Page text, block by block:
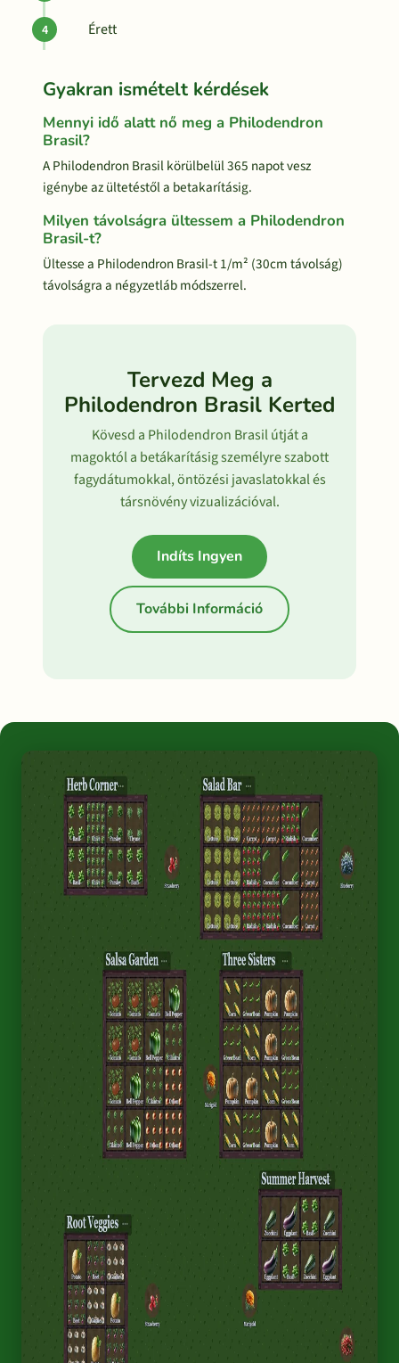
Érett
Gyakran ismételt kérdések
Mennyi idő alatt nő meg a Philodendron
Brasil?
A Philodendron Brasil körülbelül 365 napot vesz
igénybe az ültetéstől a betakarításig.
Milyen távolságra ültessem a Philodendron
Brasil-t?
Ültesse a Philodendron Brasil-t 1/m² (30cm távolság)
távolságra a négyzetláb módszerrel.
Tervezd Meg a
Philodendron Brasil Kerted
Kövesd a Philodendron Brasil útját a
magoktól a betákarításig személyre szabott
fagydátumokkal, öntözési javaslatokkal és
társnövény vizualizációval.
Indíts Ingyen
További Információ